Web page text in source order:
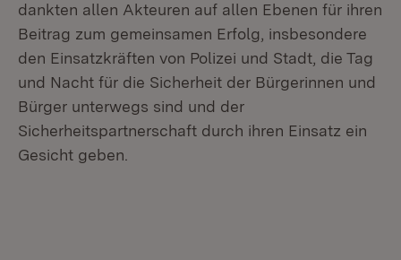
dankten allen Akteuren auf allen Ebenen für ihren
Beitrag zum gemeinsamen Erfolg, insbesondere
den Einsatzkräften von Polizei und Stadt, die Tag
und Nacht für die Sicherheit der Bürgerinnen und
Bürger unterwegs sind und der
Sicherheitspartnerschaft durch ihren Einsatz ein
Gesicht geben.